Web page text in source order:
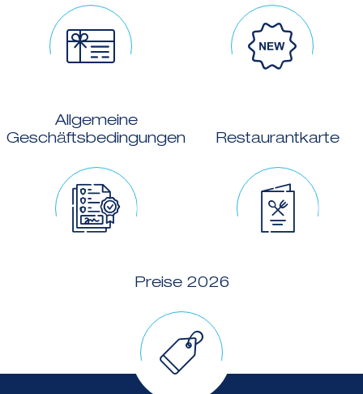
Allgemeine
Geschäftsbedingungen
Restaurantkarte
Preise 2026